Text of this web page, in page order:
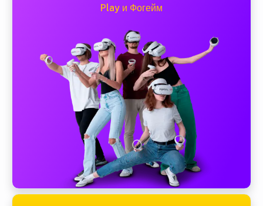
Play и Фогейм